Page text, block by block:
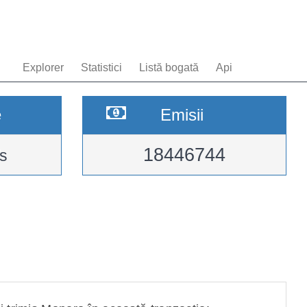
Explorer Statistici Listă bogată Api
Emisii
18446744